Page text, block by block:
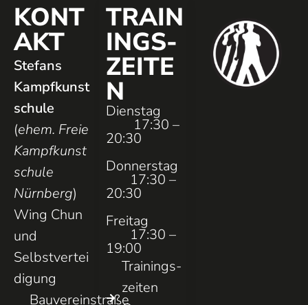
KONT
AKT
Stefans
Kampfkunst
schule
(ehem. Freie
Kampfkunst
schule
Nürnberg)
Wing Chun
und
Selbstvertei
digung
Bauvereinstraße
TRAIN
INGS­
ZEITE
N
Dienstag
17:30 –
20:30
Donnerstag
17:30 –
20:30
Freitag
17:30 –
19:00
Trainings­
zeiten